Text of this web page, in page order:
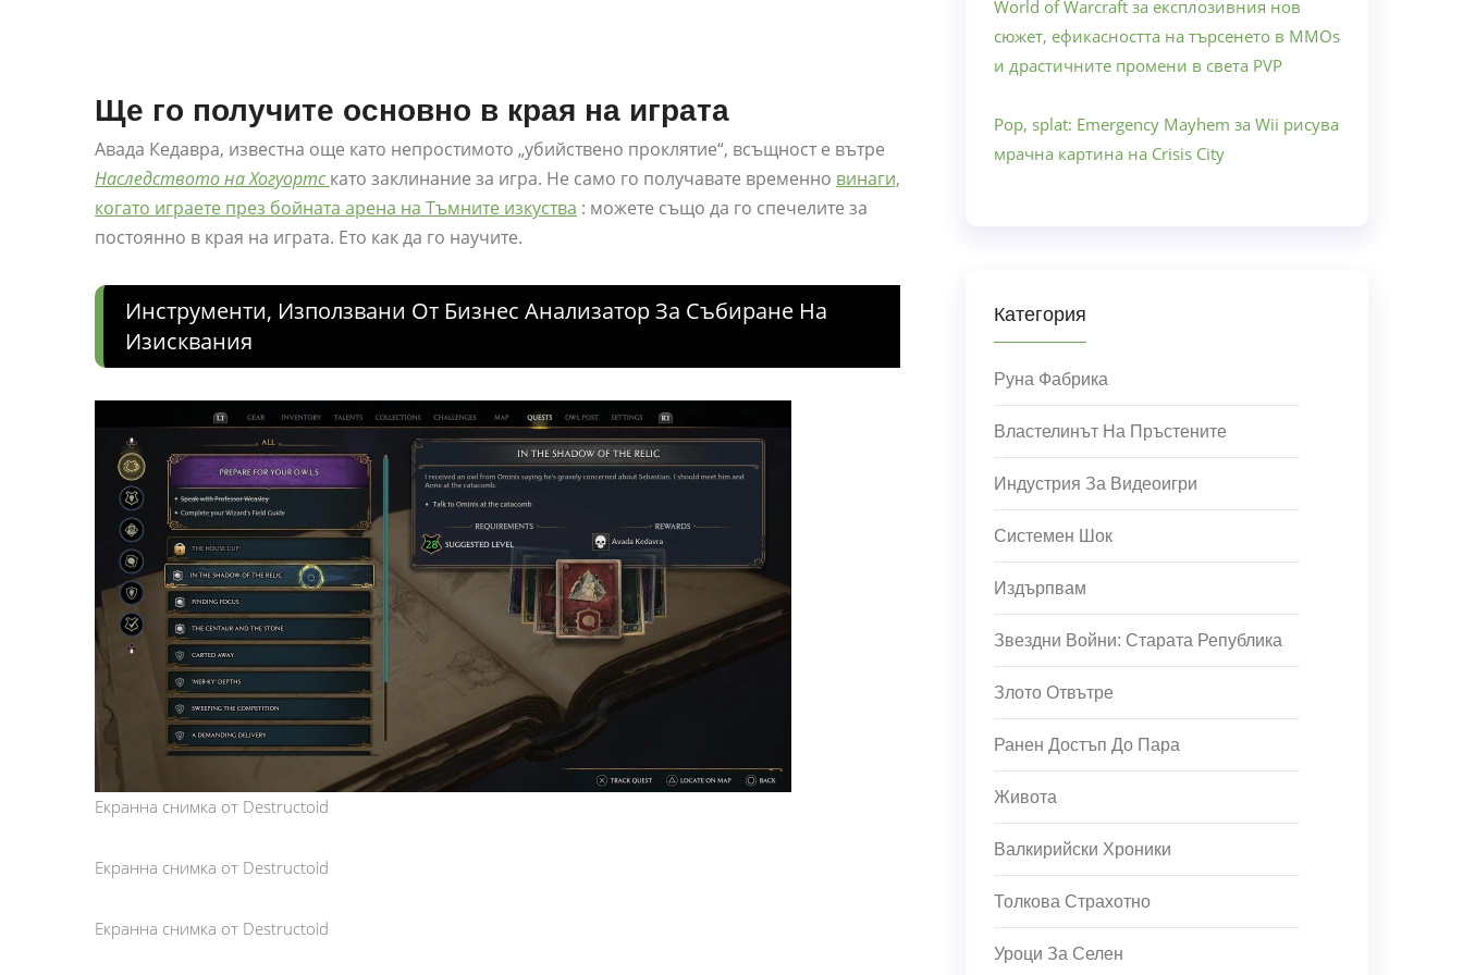
Ще го получите основно в края на играта
Авада Кедавра, известна още като непростимото „убийствено проклятие“, всъщност е вътре
Наследството на Хогуортс като заклинание за игра. Не само го получавате временно винаги,
когато играете през бойната арена на Тъмните изкуства : можете също да го спечелите за
постоянно в края на играта. Ето как да го научите.
Инструменти, Използвани От Бизнес Анализатор За Събиране На
Изисквания
Екранна снимка от Destructoid
Екранна снимка от Destructoid
Екранна снимка от Destructoid
World of Warcraft за експлозивния нов
сюжет, ефикасността на търсенето в MMOs
и драстичните промени в света PVP
Pop, splat: Emergency Mayhem за Wii рисува
мрачна картина на Crisis City
Категория
Руна Фабрика
Властелинът На Пръстените
Индустрия За Видеоигри
Системен Шок
Издърпвам
Звездни Войни: Старата Република
Злото Отвътре
Ранен Достъп До Пара
Живота
Валкирийски Хроники
Толкова Страхотно
Уроци За Селен